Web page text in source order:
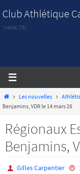
vers
le
Club Athlétique
Yvetot (76)
HomeLes nouvelles
Benjamins, VDR le 14 mars 26
Régionaux
Benjamins,
Gilles Carpentier